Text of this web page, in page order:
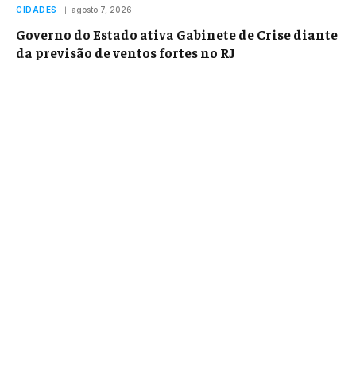
CIDADES agosto 7, 2026
Governo do Estado ativa Gabinete de Crise diante
da previsão de ventos fortes no RJ